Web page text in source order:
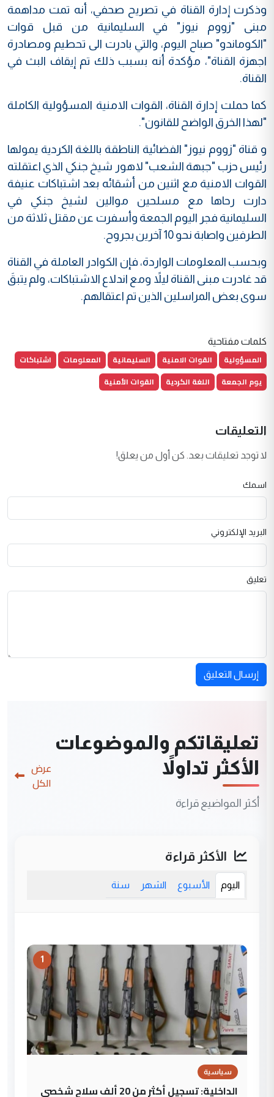
وذكرت إدارة القناة في تصريح صحفي، أنه تمت مداهمة
مبنى "زووم نيوز" في السليمانية من قبل قوات
"الكوماندو" صباح اليوم، والتي بادرت الى تحطيم ومصادرة
اجهزة القناة"، مؤكدة أنه بسبب ذلك تم إيقاف البث في
القناة.
كما حملت إدارة القناة، القوات الامنية المسؤولية الكاملة
"لهذا الخرق الواضح للقانون".
و قناة "زووم نيوز" الفضائية الناطقة باللغة الكردية يمولها
رئيس حزب "جبهة الشعب" لاهور شيخ جنكي الذي اعتقلته
القوات الامنية مع اثنين من أشقائه بعد اشتباكات عنيفة
دارت رحاها مع مسلحين موالين لشيخ جنكي في
السليمانية فجر اليوم الجمعة وأسفرت عن مقتل ثلاثة من
الطرفين واصابة نحو 10 آخرين بجروح.
وبحسب المعلومات الواردة، فإن الكوادر العاملة في القناة
قد غادرت مبنى القناة ليلاً ومع اندلاع الاشتباكات، ولم يتبقَ
سوى بعض المراسلين الذين تم اعتقالهم.
كلمات مفتاحية
المسؤولية القوات الامنية السليمانية المعلومات
اشتباكات
يوم الجمعة
اللغة الكردية القوات الأمنية
التعليقات
لا توجد تعليقات بعد. كن أول من يعلق!
اسمك
البريد الإلكتروني
تعليق
إرسال التعليق
تعليقاتكم والموضوعات
الأكثر تداولاً
أكثر المواضيع قراءة
عرض
الكل
الأكثر قراءة
اليوم الأسبوع الشهر سنة
1
سياسية
الداخلية: تسجيل أكثر من 20 ألف سلاح شخصي